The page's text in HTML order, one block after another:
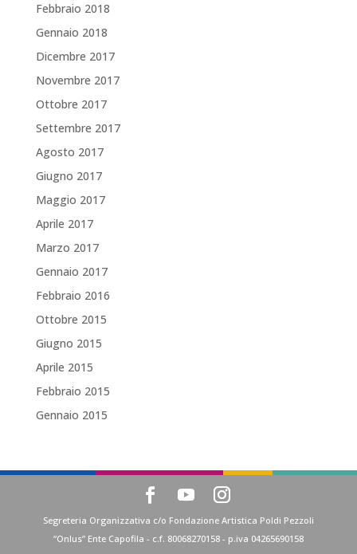
Febbraio 2018
Gennaio 2018
Dicembre 2017
Novembre 2017
Ottobre 2017
Settembre 2017
Agosto 2017
Giugno 2017
Maggio 2017
Aprile 2017
Marzo 2017
Gennaio 2017
Febbraio 2016
Ottobre 2015
Giugno 2015
Aprile 2015
Febbraio 2015
Gennaio 2015
Segreteria Organizzativa c/o Fondazione Artistica Poldi Pezzoli
“Onlus” Ente Capofila - c.f. 80068270158 - p.iva 04265690158